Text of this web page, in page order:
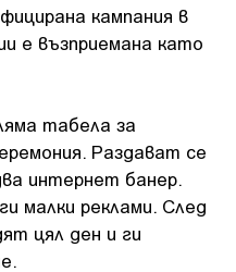
кампания в
е възприемана като
табела за
Раздават се
интернет банер.
малки реклами. След
цял ден и ги